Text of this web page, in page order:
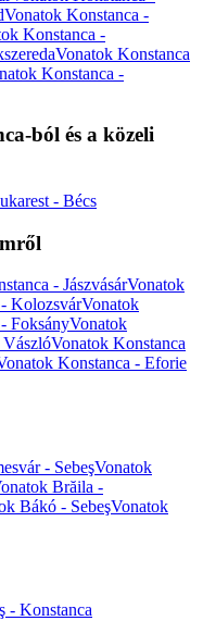
Vonatok Konstanca -
Konstanca -
Vonatok Konstanca
Konstanca -
ból és a közeli
- Bécs
- JászvásárVonatok
KolozsvárVonatok
FoksányVonatok
VászlóVonatok Konstanca
Konstanca - Eforie
- SebeşVonatok
Brăila -
Bákó - SebeşVonatok
- Konstanca